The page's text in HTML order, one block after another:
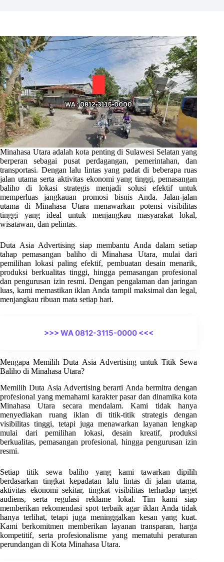
Minahasa Utara adalah kota penting di Sulawesi Selatan yang
berperan sebagai pusat perdagangan, pemerintahan, dan
transportasi. Dengan lalu lintas yang padat di beberapa ruas
jalan utama serta aktivitas ekonomi yang tinggi, pemasangan
baliho di lokasi strategis menjadi solusi efektif untuk
memperluas jangkauan promosi bisnis Anda. Jalan-jalan
utama di Minahasa Utara menawarkan potensi visibilitas
tinggi yang ideal untuk menjangkau masyarakat lokal,
wisatawan, dan pelintas.
Duta Asia Advertising siap membantu Anda dalam setiap
tahap pemasangan baliho di Minahasa Utara, mulai dari
pemilihan lokasi paling efektif, pembuatan desain menarik,
produksi berkualitas tinggi, hingga pemasangan profesional
dan pengurusan izin resmi. Dengan pengalaman dan jaringan
luas, kami memastikan iklan Anda tampil maksimal dan legal,
menjangkau ribuan mata setiap hari.
>>> WA 0812-3115-0000 <<<
Mengapa Memilih Duta Asia Advertising untuk Titik Sewa
Baliho di Minahasa Utara?
Memilih Duta Asia Advertising berarti Anda bermitra dengan
profesional yang memahami karakter pasar dan dinamika kota
Minahasa Utara secara mendalam. Kami tidak hanya
menyediakan ruang iklan di titik-titik strategis dengan
visibilitas tinggi, tetapi juga menawarkan layanan lengkap
mulai dari pemilihan lokasi, desain kreatif, produksi
berkualitas, pemasangan profesional, hingga pengurusan izin
resmi.
Setiap titik sewa baliho yang kami tawarkan dipilih
berdasarkan tingkat kepadatan lalu lintas di jalan utama,
aktivitas ekonomi sekitar, tingkat visibilitas terhadap target
audiens, serta regulasi reklame lokal. Tim kami siap
memberikan rekomendasi spot terbaik agar iklan Anda tidak
hanya terlihat, tetapi juga meninggalkan kesan yang kuat.
Kami berkomitmen memberikan layanan transparan, harga
kompetitif, serta profesionalisme yang mematuhi peraturan
perundangan di Kota Minahasa Utara.